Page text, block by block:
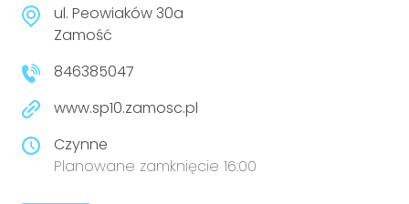
niepełnosprawnościami
Prawo
Prawa osób z niepełnosprawnościami
Aktualności
Urządzenia IoT
ul. Peowiaków 30a
Zamość
846385047
www.sp10.zamosc.pl
Czynne
Planowane zamknięcie 16:00